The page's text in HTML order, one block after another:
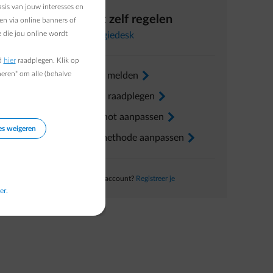
Direct zelf regelen
Energiedesk
Verhuis melden arrow-right
Factuur raadplegen arrow-right
Voorschot aanpassen arrow-right
Betaalmethode aanpassen arrow-right
Nog geen account? Registreer je
van jouw interesses en
via online banners of
die jou online wordt
hierraadplegen. Klik op
om alle (behalve
weigeren